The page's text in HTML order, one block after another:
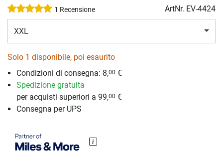
1 Recensione ArtNr. EV-4424
XXL
Solo 1 disponibile, poi esaurito
Condizioni di consegna: 8,00 €
Spedizione gratuita
per acquisti superiori a 99,00 €
Consegna per UPS